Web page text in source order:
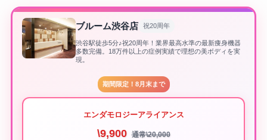
ブルーム渋谷店 祝20周年
渋谷駅徒歩5分♪祝20周年！業界最高水準の最新痩身機器
多数完備。18万件以上の症例実績で理想の美ボディを実
現。
期間限定！8月末まで
エンダモロジーアライアンス
\9,900 通常\20,000